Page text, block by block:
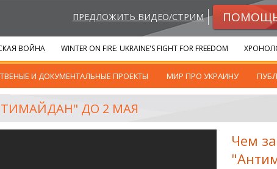
ПРЕДЛОЖИТЬ ВИДЕО/СТРИМ
И ДОКУМЕНТАЛЬНЫЕ ПРОЕКТЫ МИР ПРО УКРАИНУ
ВОЙНА WINTER ON FIRE: UKRAINE'S FIGHT FOR FREEDOM
ДО 2 МАЯ
Чем